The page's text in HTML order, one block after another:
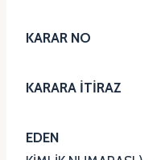
KARAR NO :
KARARA İTİRAZ